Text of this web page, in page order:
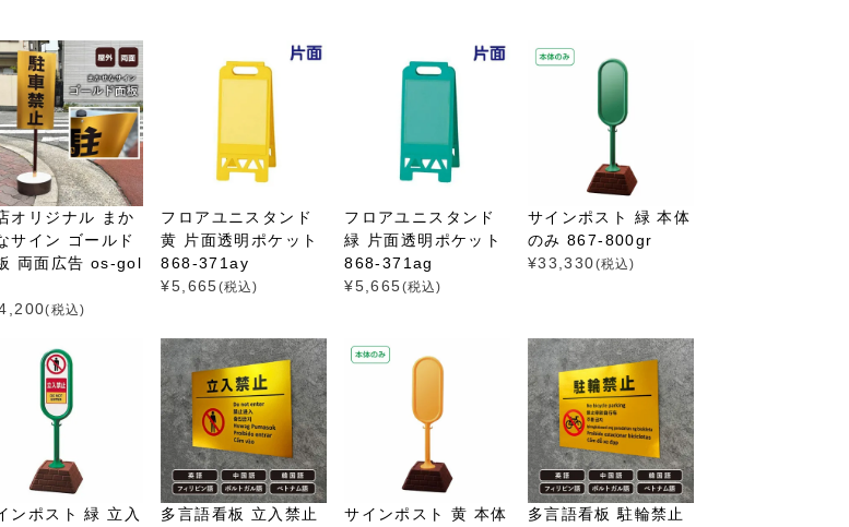
オリジナル まか
サイン ゴールド
両面広告 os-gol
(税込)
フロアユニスタンド
黄 片面透明ポケット
868-371ay
¥5,665(税込)
フロアユニスタンド
緑 片面透明ポケット
868-371ag
¥5,665(税込)
サインポスト 緑 本体
のみ 867-800gr
¥33,330(税込)
ンポスト 緑 立入
多言語看板 立入禁止
サインポスト 黄 本体
多言語看板 駐輪禁止